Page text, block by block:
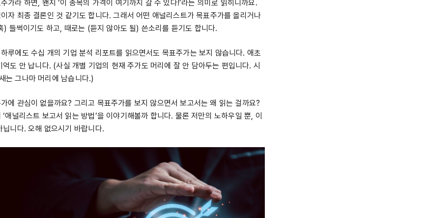
가라 하면, 왠지 ‘이 종목의 가격이 여기까지 갈 수 있다!’라는 의미로 읽히니까요.
자 최종 결론인 것 같기도 합니다. 그래서 어떤 애널리스트가 목표주가를 올리거나
) 들썩이기도 하고, 때로는 (듣지 않아도 될) 쓴소리를 듣기도 합니다.
루에도 수십 개의 기업 분석 리포트를 읽으면서도 목표주가는 보지 않습니다. 애초
도 안 납니다. (사실 개별 기업의 현재 주가도 머리에 잘 안 담아두는 편입니다. 시
는 그나마 머리에 남습니다.)
에 관심이 없을까요? 그리고 목표주가를 보지 않으면서 보고서는 왜 읽는 걸까요?
애널리스트 보고서 읽는 방법’을 이야기해볼까 합니다. 물론 저만의 노하우일 뿐, 이
니다. 오해 없으시기 바랍니다.